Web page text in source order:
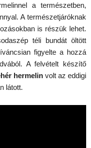
a természetben,
A természetjáróknak
is részük lehet.
téli bundát öltött
figyelte a hozzá
A felvételt készítő
hermelin volt az eddigi
látott.